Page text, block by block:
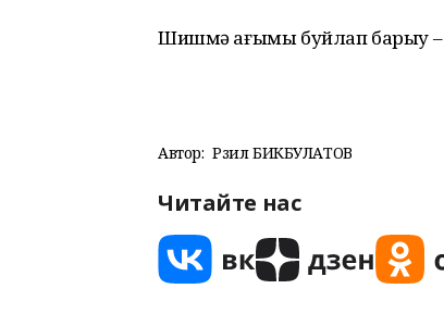
Шишмә ағымы буйлап барыу –
Автор: Рәзил БИКБУЛАТОВ
Читайте нас